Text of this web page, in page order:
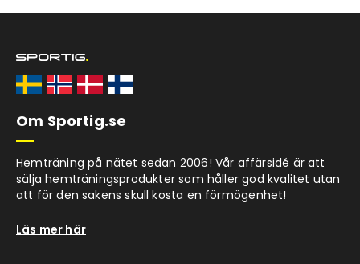
Om Sportig.se
Hemträning på nätet sedan 2006! Vår affärsidé är att
sälja hemträningsprodukter som håller god kvalitet utan
att för den sakens skull kosta en förmögenhet!
Läs mer här